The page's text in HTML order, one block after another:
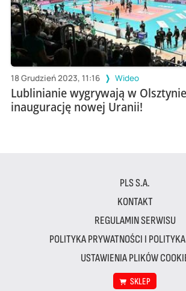
18 Grudzień 2023, 11:16 Wideo
Lublinianie wygrywają w
inaugurację nowej Uranii!
PLS S.A.
KONTAKT
REGULAMIN SERWISU
POLITYKA PRYWATNOŚCI I
USTAWIENIA PLIKÓW
SKLEP